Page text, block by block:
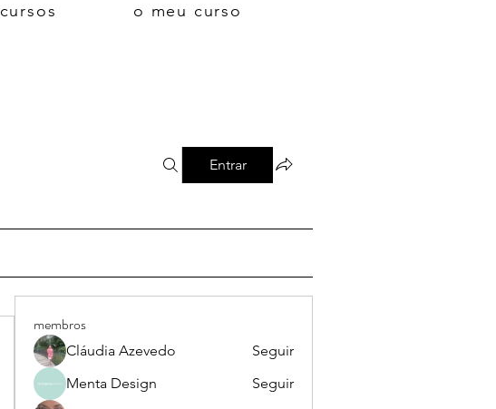
cursos o meu curso
Entrar
membros
Cláudia Azevedo
Seguir
Menta Design
Seguir